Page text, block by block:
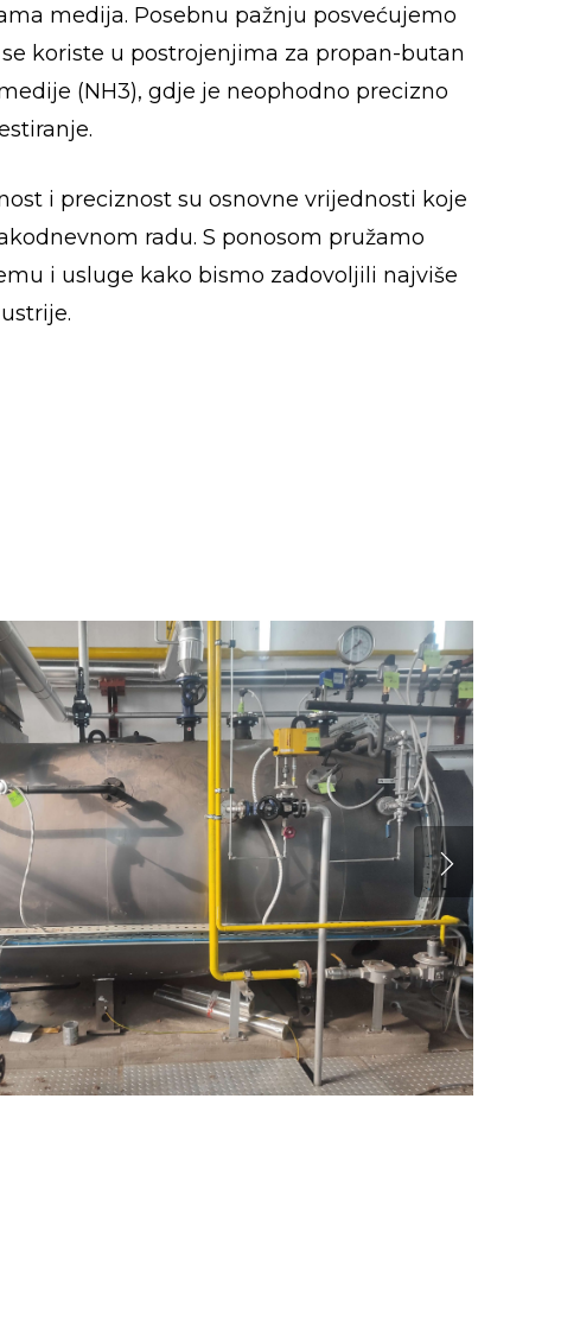
medija. Posebnu pažnju posvećujemo
koriste u postrojenjima za propan-butan
(NH3), gdje je neophodno precizno
i preciznost su osnovne vrijednosti koje
radu. S ponosom pružamo
i usluge kako bismo zadovoljili najviše